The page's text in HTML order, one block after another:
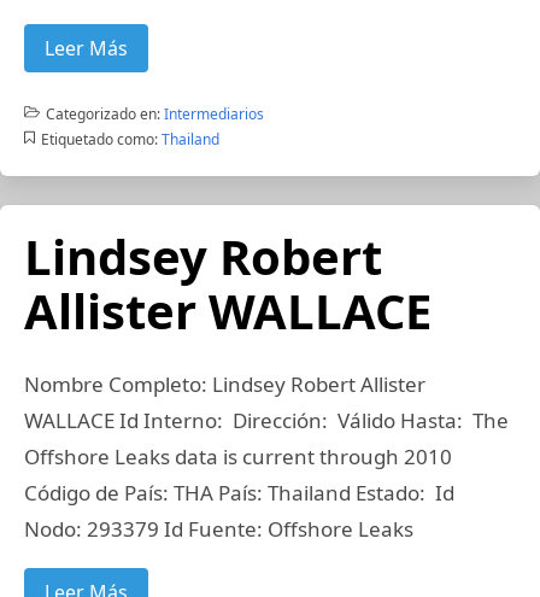
Leer Más
Categorizado en:Intermediarios
Etiquetado como: Thailand
Lindsey Robert
Allister WALLACE
Nombre Completo: Lindsey Robert Allister
WALLACE Id Interno: Dirección: Válido Hasta: The
Offshore Leaks data is current through 2010
Código de País: THA País: Thailand Estado: Id
Nodo: 293379 Id Fuente: Offshore Leaks